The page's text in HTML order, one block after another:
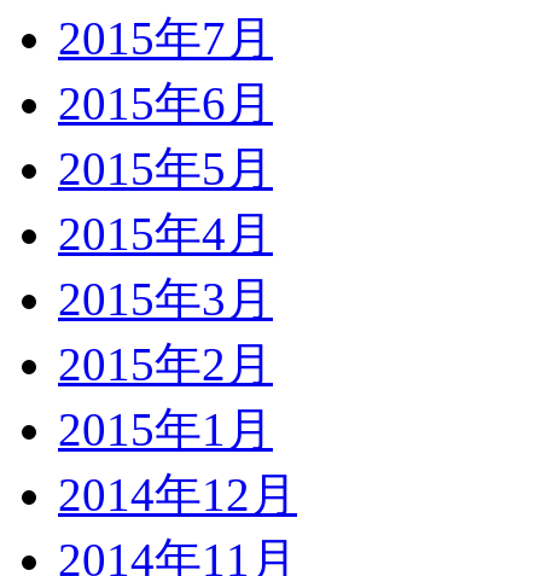
2015年7月
2015年6月
2015年5月
2015年4月
2015年3月
2015年2月
2015年1月
2014年12月
2014年11月